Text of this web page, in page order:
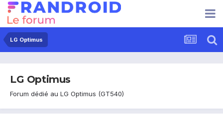
LG Optimus
LG Optimus
Forum dédié au LG Optimus (GT540)